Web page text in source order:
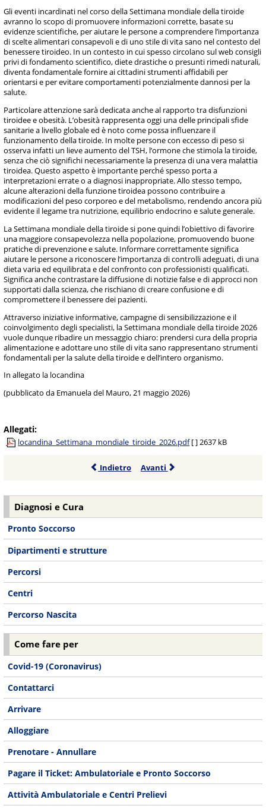
Gli eventi incardinati nel corso della Settimana mondiale della tiroide
avranno lo scopo di promuovere informazioni corrette, basate su
evidenze scientifiche, per aiutare le persone a comprendere l’importanza
di scelte alimentari consapevoli e di uno stile di vita sano nel contesto del
benessere tiroideo. In un contesto in cui spesso circolano sul web consigli
privi di fondamento scientifico, diete drastiche o presunti rimedi naturali,
diventa fondamentale fornire ai cittadini strumenti affidabili per
orientarsi e per evitare comportamenti potenzialmente dannosi per la
salute.
Particolare attenzione sarà dedicata anche al rapporto tra disfunzioni
tiroidee e obesità. L’obesità rappresenta oggi una delle principali sfide
sanitarie a livello globale ed è noto come possa influenzare il
funzionamento della tiroide. In molte persone con eccesso di peso si
osserva infatti un lieve aumento del TSH, l’ormone che stimola la tiroide,
senza che ciò significhi necessariamente la presenza di una vera malattia
tiroidea. Questo aspetto è importante perché spesso porta a
interpretazioni errate o a diagnosi inappropriate. Allo stesso tempo,
alcune alterazioni della funzione tiroidea possono contribuire a
modificazioni del peso corporeo e del metabolismo, rendendo ancora più
evidente il legame tra nutrizione, equilibrio endocrino e salute generale.
La Settimana mondiale della tiroide si pone quindi l’obiettivo di favorire
una maggiore consapevolezza nella popolazione, promuovendo buone
pratiche di prevenzione e salute. Informare correttamente significa
aiutare le persone a riconoscere l’importanza di controlli adeguati, di una
dieta varia ed equilibrata e del confronto con professionisti qualificati.
Significa anche contrastare la diffusione di notizie false e di approcci non
supportati dalla scienza, che rischiano di creare confusione e di
compromettere il benessere dei pazienti.
Attraverso iniziative informative, campagne di sensibilizzazione e il
coinvolgimento degli specialisti, la Settimana mondiale della tiroide 2026
vuole dunque ribadire un messaggio chiaro: prendersi cura della propria
alimentazione e adottare uno stile di vita sano rappresentano strumenti
fondamentali per la salute della tiroide e dell’intero organismo.
In allegato la locandina
(pubblicato da Emanuela del Mauro, 21 maggio 2026)
Allegati:
locandina_Settimana_mondiale_tiroide_2026.pdf [ ] 2637 kB
Indietro Avanti
Diagnosi e Cura
Pronto Soccorso
Dipartimenti e strutture
Percorsi
Centri
Percorso Nascita
Come fare per
Covid-19 (Coronavirus)
Contattarci
Arrivare
Alloggiare
Prenotare - Annullare
Pagare il Ticket: Ambulatoriale e Pronto Soccorso
Attività Ambulatoriale e Centri Prelievi